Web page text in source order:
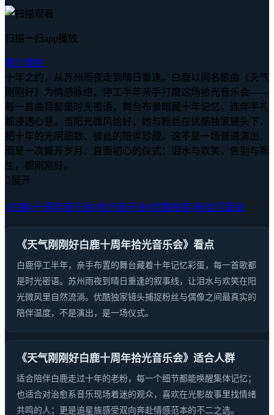
扫描一扫app播放
简介角色
十年之约，从苏州雨夜走到晴日重逢。白鹿以同名歌曲《天气
刚刚好》为情感脉络，停工半年亲手打磨这场拾光音乐会——
每一首曲目都是时光密语，舞台布景暗藏十年记忆，连伴手礼
都浸透心意。当阳光微风恰好，她与粉丝在优酷独家镜头下，
把十年的光阴细数、彼此的陪伴珍藏。这不是一场普通演出，
而是一次撕开岁月、直面初心的仪式：泪水与欢笑，告别与新
生，都刚刚好。
 展开
#白鹿#十周年音乐会#拾光音乐会#优酷独家#粉丝见面会
《天气刚刚好白鹿十周年拾光音乐会》看点
白鹿停工半年，亲手布置的舞台藏着十年记忆彩蛋，每一首歌都
是时光密语。苏州雨夜到晴日重逢的叙事线，让泪水与欢笑在阳
光微风里自然流淌。优酷独家镜头捕捉粉丝与偶像之间最真实的
陪伴温度，不是演出，是一场仪式。
《天气刚刚好白鹿十周年拾光音乐会》适合人群
适合陪伴白鹿走过十年的老粉，每一个细节都能唤醒集体记忆；
也适合对治愈系音乐现场着迷的观众，喜欢在光影故事里找情绪
共鸣的人；更是追星族感受双向奔赴情感范本的不二之选。